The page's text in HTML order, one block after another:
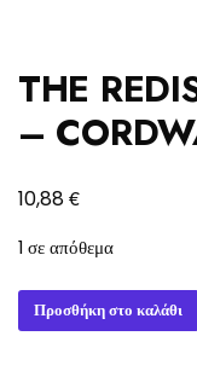
THE
–
10,88€
1 σε απόθεμα
THE
REDISCOVERY
Προσθήκη στο καλάθι